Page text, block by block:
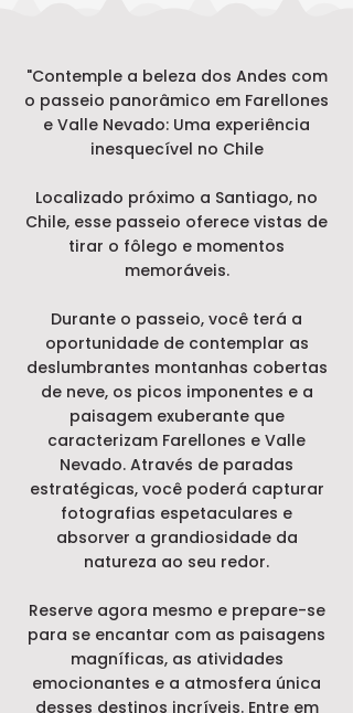
"Contemple a beleza dos Andes com
o passeio panorâmico em Farellones
e Valle Nevado: Uma experiência
inesquecível no Chile
Localizado próximo a Santiago, no
Chile, esse passeio oferece vistas de
tirar o fôlego e momentos
memoráveis.
Durante o passeio, você terá a
oportunidade de contemplar as
deslumbrantes montanhas cobertas
de neve, os picos imponentes e a
paisagem exuberante que
caracterizam Farellones e Valle
Nevado. Através de paradas
estratégicas, você poderá capturar
fotografias espetaculares e
absorver a grandiosidade da
natureza ao seu redor.
Reserve agora mesmo e prepare-se
para se encantar com as paisagens
magníficas, as atividades
emocionantes e a atmosfera única
desses destinos incríveis. Entre em